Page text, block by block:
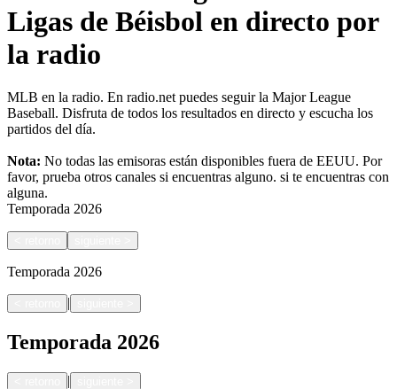
Ligas de Béisbol en directo por
la radio
MLB en la radio. En radio.net puedes seguir la Major League
Baseball. Disfruta de todos los resultados en directo y escucha los
partidos del día.
Nota: No todas las emisoras están disponibles fuera de EEUU. Por
favor, prueba otros canales si encuentras alguno. si te encuentras con
alguna.
Temporada 2026
Temporada 2026
|
Temporada 2026
|